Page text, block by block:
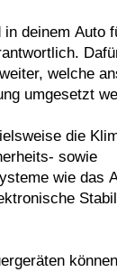
in deinem Auto
welche
umgesetzt
die
sowie
wie das